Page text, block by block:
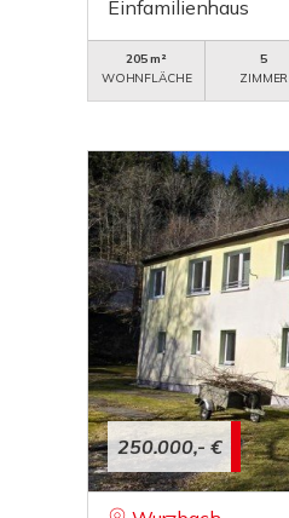
Einfamilienhaus
205 m²
WOHNFLÄCHE
5
ZIMMER
250.000,- €